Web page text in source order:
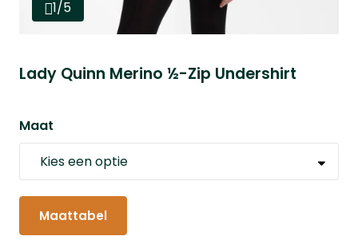
1/5
Lady Quinn Merino ½-Zip Undershirt
Maat
Maattabel